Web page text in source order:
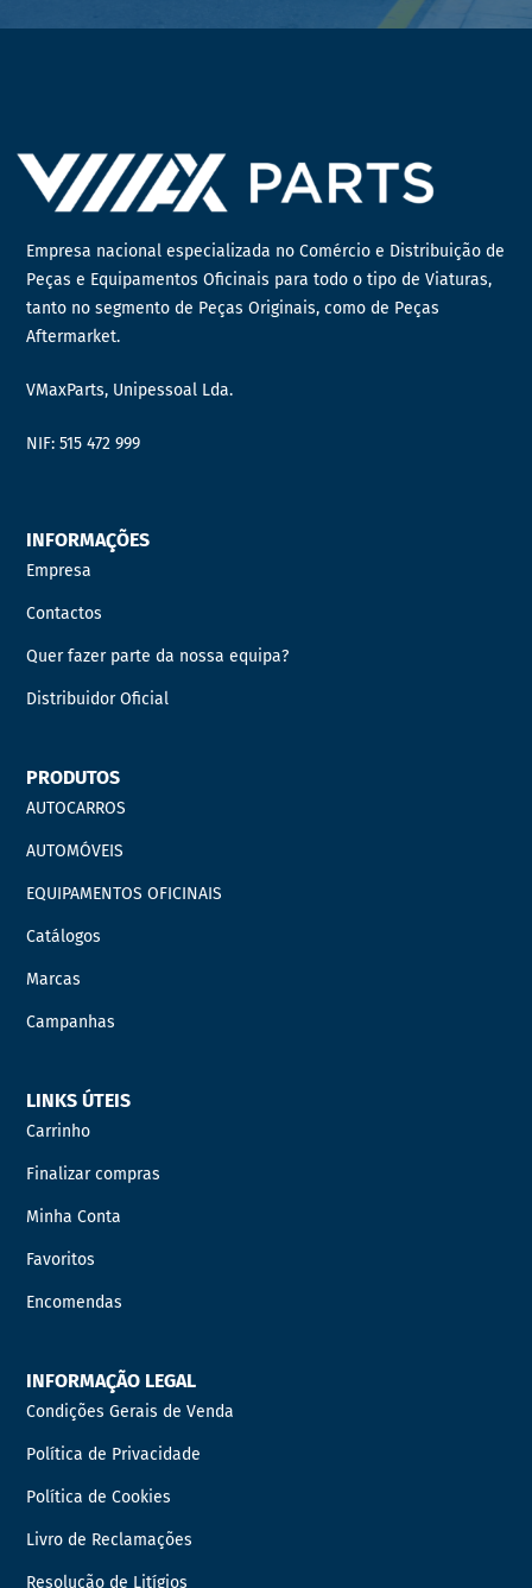
Empresa nacional especializada no Comércio e Distribuição de
Peças e Equipamentos Oficinais para todo o tipo de Viaturas,
tanto no segmento de Peças Originais, como de Peças
Aftermarket.
VMaxParts, Unipessoal Lda.
NIF: 515 472 999
INFORMAÇÕES
Empresa
Contactos
Quer fazer parte da nossa equipa?
Distribuidor Oficial
PRODUTOS
AUTOCARROS
AUTOMÓVEIS
EQUIPAMENTOS OFICINAIS
Catálogos
Marcas
Campanhas
LINKS ÚTEIS
Carrinho
Finalizar compras
Minha Conta
Favoritos
Encomendas
INFORMAÇÃO LEGAL
Condições Gerais de Venda
Política de Privacidade
Política de Cookies
Livro de Reclamações
Resolução de Litígios